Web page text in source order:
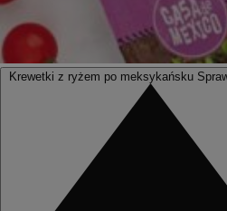
Krewetki z ryżem po meksykańsku